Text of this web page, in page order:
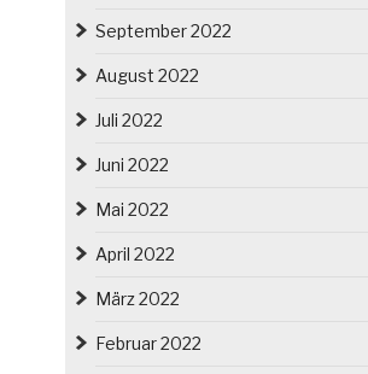
September 2022
August 2022
Juli 2022
Juni 2022
Mai 2022
April 2022
März 2022
Februar 2022